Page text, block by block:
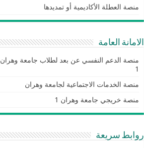
منصة العطلة الأكاديمية أو تمديدها
الامانة العامة
منصة الدعم النفسي عن بعد لطلاب جامعة وهران
1
منصة الخدمات الاجتماعية لجامعة وهران
منصة خريجي جامعة وهران 1
روابط سريعة